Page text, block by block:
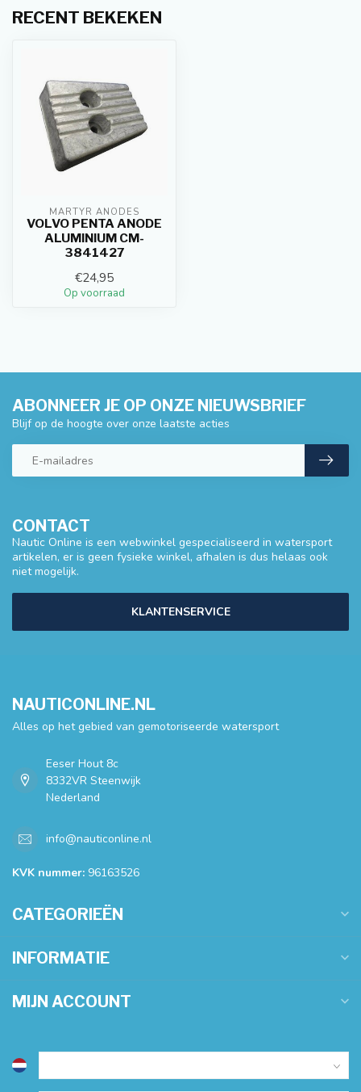
RECENT BEKEKEN
MARTYR ANODES
VOLVO PENTA ANODE
ALUMINIUM CM-
3841427
€24,95
Op voorraad
CONTACT
Nautic Online is een webwinkel gespecialiseerd in watersport
artikelen, er is geen fysieke winkel, afhalen is dus helaas ook
niet mogelijk.
KLANTENSERVICE
ABONNEER JE OP ONZE NIEUWSBRIEF
Blijf op de hoogte over onze laatste acties
NAUTICONLINE.NL
Alles op het gebied van gemotoriseerde watersport
Eeser Hout 8c
8332VR Steenwijk
Nederland
info@nauticonline.nl
KVK nummer: 96163526
CATEGORIEËN
INFORMATIE
MIJN ACCOUNT